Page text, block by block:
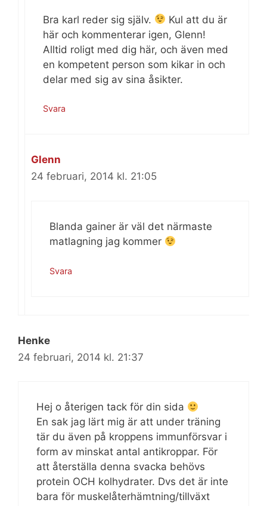
Bra karl reder sig själv.
Kul att du är
här och kommenterar igen, Glenn!
Alltid roligt med dig här, och även med
en kompetent person som kikar in och
delar med sig av sina åsikter.
Svara
Glenn
24 februari, 2014 kl. 21:05
Blanda gainer är väl det närmaste
matlagning jag kommer
Svara
Henke
24 februari, 2014 kl. 21:37
Hej o återigen tack för din sida
En sak jag lärt mig är att under träning
tär du även på kroppens immunförsvar i
form av minskat antal antikroppar. För
att återställa denna svacka behövs
protein OCH kolhydrater. Dvs det är inte
bara för muskelåterhämtning/tillväxt